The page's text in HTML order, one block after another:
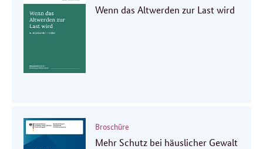
Wenn das Altwerden zur Last wird
Broschüre
Mehr Schutz bei häuslicher Gewalt